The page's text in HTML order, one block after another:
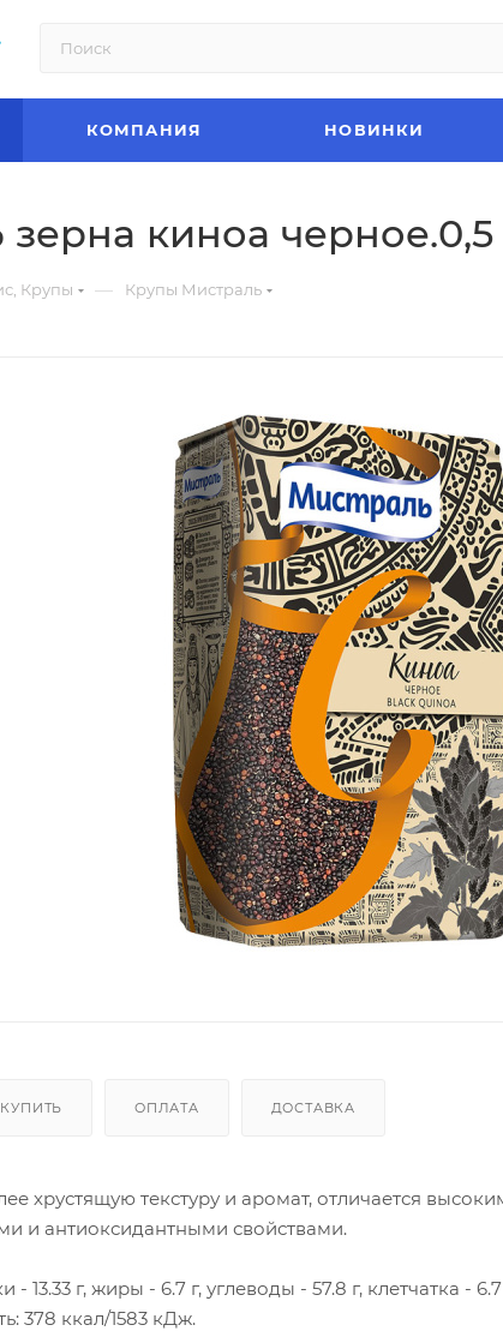
КОМПАНИЯ НОВИНКИ
киноа черное.0,5
Крупы — Крупы Мистраль
ОПЛАТА ДОСТАВКА
хрустящую текстуру и аромат, отличается
и антиоксидантными свойствами.
13.33 г, жиры - 6.7 г, углеводы - 57.8 г, клетчатка - 6.7
378 ккал/1583 кДж.